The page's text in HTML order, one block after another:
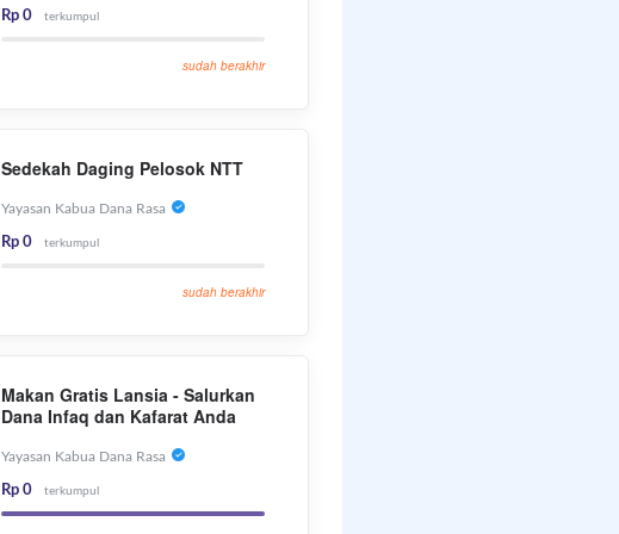
Rp 0 terkumpul
sudah berakhir
Sedekah Daging Pelosok NTT
Yayasan Kabua Dana Rasa
Rp 0 terkumpul
sudah berakhir
Makan Gratis Lansia - Salurkan
Dana Infaq dan Kafarat Anda
Yayasan Kabua Dana Rasa
Rp 0 terkumpul